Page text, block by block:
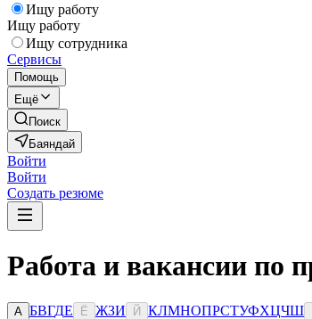
Ищу работу
Ищу работу
Ищу сотрудника
Сервисы
Помощь
Ещё
Поиск
Баяндай
Войти
Войти
Создать резюме
Работа и вакансии по
А БВГДЕ Ё ЖЗИ Й КЛМНОПРСТУФХЦЧШ